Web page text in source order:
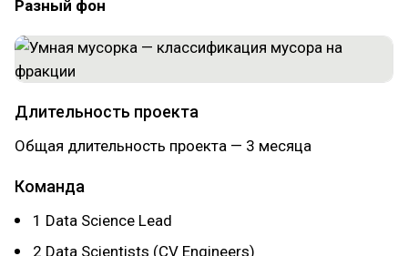
Разный фон
Длительность проекта
Общая длительность проекта — 3 месяца
Команда
1 Data Science Lead
2 Data Scientists (CV Engineers)